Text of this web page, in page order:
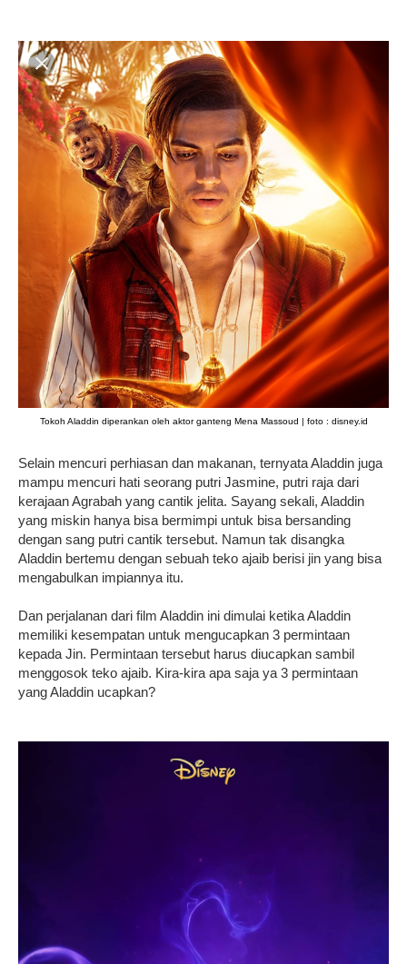
Tokoh Aladdin diperankan oleh aktor ganteng Mena Massoud | foto : disney.id
Selain mencuri perhiasan dan makanan, ternyata Aladdin juga
mampu mencuri hati seorang putri Jasmine, putri raja dari
kerajaan Agrabah yang cantik jelita. Sayang sekali, Aladdin
yang miskin hanya bisa bermimpi untuk bisa bersanding
dengan sang putri cantik tersebut. Namun tak disangka
Aladdin bertemu dengan sebuah teko ajaib berisi jin yang bisa
mengabulkan impiannya itu.
Dan perjalanan dari film Aladdin ini dimulai ketika Aladdin
memiliki kesempatan untuk mengucapkan 3 permintaan
kepada Jin. Permintaan tersebut harus diucapkan sambil
menggosok teko ajaib. Kira-kira apa saja ya 3 permintaan
yang Aladdin ucapkan?